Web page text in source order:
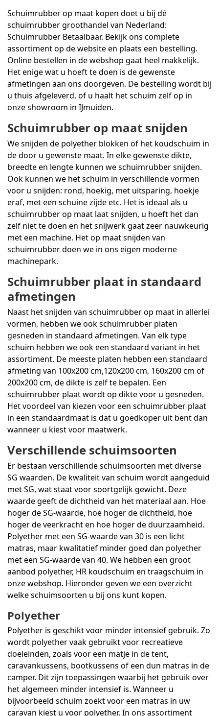
Schuimrubber op maat kopen doet u bij dé
schuimrubber groothandel van Nederland:
Schuimrubber Betaalbaar. Bekijk ons complete
assortiment op de website en plaats een bestelling.
Online bestellen in de webshop gaat heel makkelijk.
Het enige wat u hoeft te doen is de gewenste
afmetingen aan ons doorgeven. De bestelling wordt bij
u thuis afgeleverd, of u haalt het schuim zelf op in
onze showroom in IJmuiden.
Schuimrubber op maat snijden
We snijden de polyether blokken of het koudschuim in
de door u gewenste maat. In elke gewenste dikte,
breedte en lengte kunnen we schuimrubber snijden.
Ook kunnen we het schuim in verschillende vormen
voor u snijden: rond, hoekig, met uitsparing, hoekje
eraf, met een schuine zijde etc. Het is ideaal als u
schuimrubber op maat laat snijden, u hoeft het dan
zelf niet te doen en het snijwerk gaat zeer nauwkeurig
met een machine. Het op maat snijden van
schuimrubber doen we in ons eigen moderne
machinepark.
Schuimrubber plaat in standaard
afmetingen
Naast het snijden van schuimrubber op maat in allerlei
vormen, hebben we ook schuimrubber platen
gesneden in standaard afmetingen. Van elk type
schuim hebben we ook een standaard variant in het
assortiment. De meeste platen hebben een standaard
afmeting van 100x200 cm,120x200 cm, 160x200 cm of
200x200 cm, de dikte is zelf te bepalen. Een
schuimrubber plaat wordt op dikte voor u gesneden.
Het voordeel van kiezen voor een schuimrubber plaat
in een standaardmaat is dat u goedkoper uit bent dan
wanneer u kiest voor maatwerk.
Verschillende schuimsoorten
Er bestaan verschillende schuimsoorten met diverse
SG waarden. De kwaliteit van schuim wordt aangeduid
met SG, wat staat voor soortgelijk gewicht. Deze
waarde geeft de dichtheid van het materiaal aan. Hoe
hoger de SG-waarde, hoe hoger de dichtheid, hoe
hoger de veerkracht en hoe hoger de duurzaamheid.
Polyether met een SG-waarde van 30 is een licht
matras, maar kwalitatief minder goed dan polyether
met een SG-waarde van 40. We hebben een groot
aanbod polyether, HR koudschuim en traagschuim in
onze webshop. Hieronder geven we een overzicht
welke schuimsoorten u bij ons kunt kopen.
Polyether
Polyether is geschikt voor minder intensief gebruik. Zo
wordt polyether vaak gebruikt voor recreatieve
doeleinden, zoals voor een matje in de tent,
caravankussens, bootkussens of een dun matras in de
camper. Dit zijn toepassingen waarbij het gebruik over
het algemeen minder intensief is. Wanneer u
bijvoorbeeld schuim zoekt voor een matras in uw
caravan kiest u voor polyether. In ons assortiment